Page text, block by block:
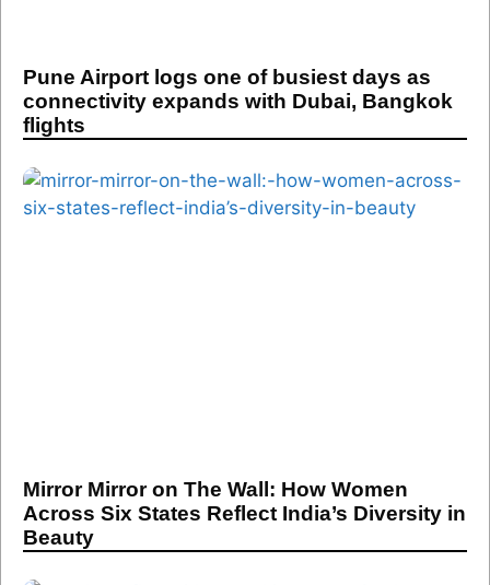
Pune Airport logs one of busiest days as
connectivity expands with Dubai, Bangkok
flights
Mirror Mirror on The Wall: How Women
Across Six States Reflect India’s Diversity in
Beauty